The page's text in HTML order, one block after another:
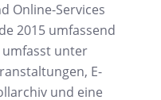
Online-Services
2015 umfassend
umfasst unter
E-
und eine